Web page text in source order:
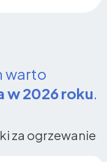
warto
w 2026 roku.
za ogrzewanie